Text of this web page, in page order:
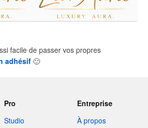
facile de passer vos propres
adhésif 🙂
Pro
Studio
Entreprise
À propos